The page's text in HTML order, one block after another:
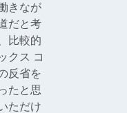
きなが
だと考
比較的
クス コ
反省を
たと思
ただけ